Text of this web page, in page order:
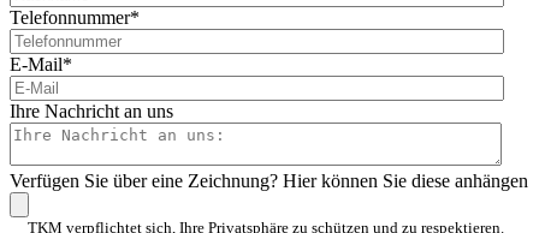
Telefonnummer*
E-Mail*
Ihre Nachricht an uns
Verfügen Sie über eine Zeichnung? Hier können Sie diese anhängen
TKM verpflichtet sich, Ihre Privatsphäre zu schützen und zu respektieren.